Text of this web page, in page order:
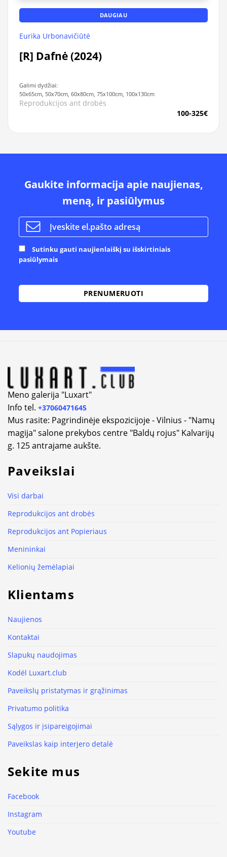
DAUGIAU
Eurika Urbonavičiūtė
[R] Dafnė (2024)
Galimi dydžiai:
50x65cm, 50x70cm, 60x80cm, 75x100cm, 100x130cm
Reprodukcijos ant drobės
100-325€
Gaukite informacija apie naujienas,
meną, ir pasiūlymus
Sutinku gauti naujienlaiškį su išskirtiniais
pasiūlymais
Meno galerija "Luxart"
Info tel. +37060471645
Mus rasite: Pagrindinėje ekspozicijoje - Vilnius - "Namų
magija" salone prekybos centre "Baldų rojus" Kalvarijų
g. 125 antrajame aukšte.
Paveikslai
Visi darbai
Reprodukcijos ant drobės
Reprodukcijos ant Popieriaus
Menininkai
Kelionių žemėlapiai
Klientams
Naujienos
Kontaktai
Slapukų naudojimas
Kodėl Luxart.club
Paveikslų pristatymas ir grąžinimas
Privatumo politika
Sąlygos ir įsipareigojimai
Paveikslas kaip interjero detalė
Sekite mus
Facebook
Instagram
Youtube